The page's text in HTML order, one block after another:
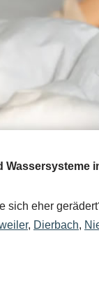
sich eher
, Dierbach,